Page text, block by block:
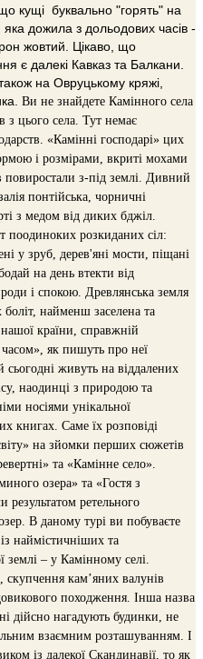
кущі буквально "горять" на
дожила з дольодових часів -
жовтий. Цікаво, що
є далекі Кавказ та Балкани.
на Овруцькому кряжі,
Ви не знайдете Камінного села
з цього села. Тут немає
«Камінні господарі» цих
і розмірами, вкриті мохами
з-під землі. Дивний
понтійська, чорничні
з медом від диких бджіл.
поодиноких розкиданих сіл:
у зруб, дерев'яні мости, піщані
на день втекти від
і спокою. Древлянська земля
боліт, найменш заселена та
країни, справжній
часом», як пишуть про неї
живуть на віддалених
наодинці з природою та
носіями унікальної
книгах. Саме їх розповіді
на зйомки перших сюжетів
та «Камінне село».
озера» та «Гостя з
результатом ретельного
В даному турі ви побуваєте
наймістичніших та
землі – у Камінному селі.
скупчення кам’яних валунів
походження. Інша назва
дійсно нагадують будинки, не
взаємним розташуванням. І
із далекої Скандинавії, то як